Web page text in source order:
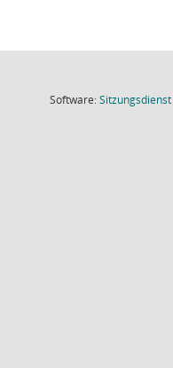
Software:Sitzungsdienst